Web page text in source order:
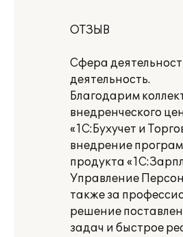
ОТЗЫВ
Сфера
деятельность.
Благодарим
внедренческого
«1С:Бухучет и
внедрение
продукта
Управление
также за
решение
задач и быстрое